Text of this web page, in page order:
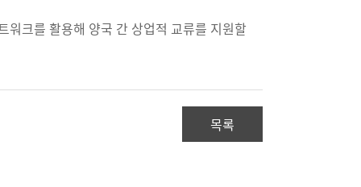
크를 활용해 양국 간 상업적 교류를 지원할
목록